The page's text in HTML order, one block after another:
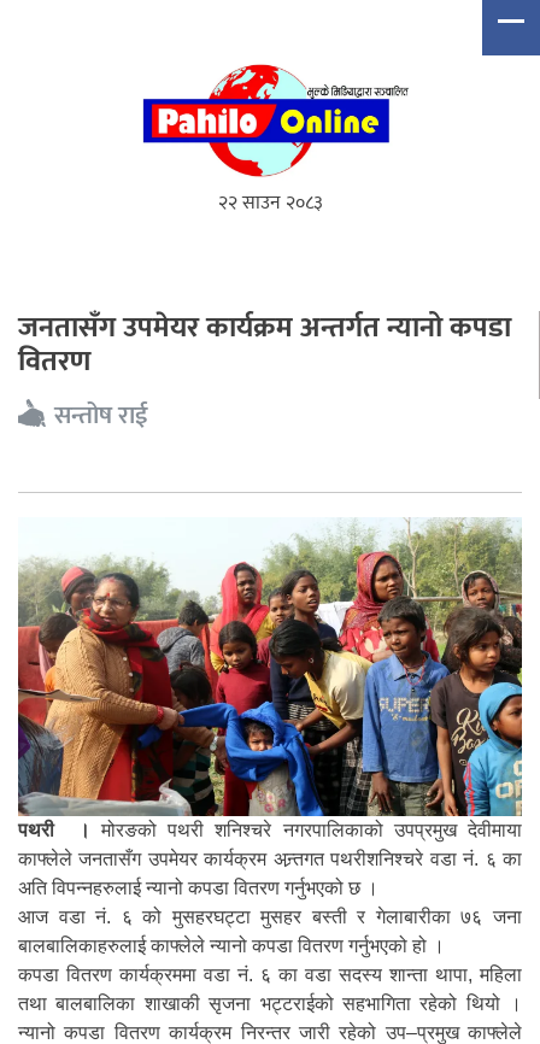
२२ साउन २०८३
जनतासँग उपमेयर कार्यक्रम अन्तर्गत न्यानो कपडा
वितरण
सन्तोष राई
पथरी ।
मोरङको पथरी शनिश्चरे नगरपालिकाको उपप्रमुख देवीमाया
काफ्लेले जनतासँग उपमेयर कार्यक्रम अन्र्तगत पथरीशनिश्चरे वडा नं. ६ का
अति विपन्नहरुलाई न्यानो कपडा वितरण गर्नुभएको छ ।
आज वडा नं. ६ को मुसहरघट्टा मुसहर बस्ती र गेलाबारीका ७६ जना
बालबालिकाहरुलाई काफ्लेले न्यानो कपडा वितरण गर्नुभएको हो ।
कपडा वितरण कार्यक्रममा वडा नं. ६ का वडा सदस्य शान्ता थापा, महिला
तथा बालबालिका शाखाकी सृजना भट्टराईको सहभागिता रहेको थियो ।
न्यानो कपडा वितरण कार्यक्रम निरन्तर जारी रहेको उप–प्रमुख काफ्लेले